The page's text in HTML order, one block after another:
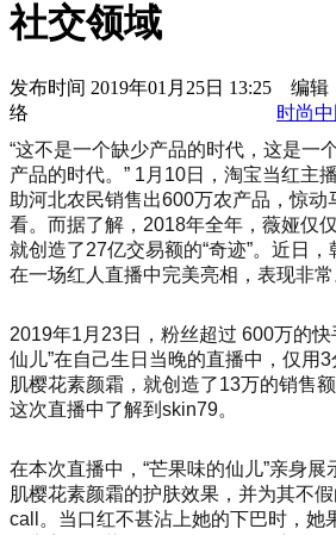
社交领域
发布时间 2019年01月25日 13:25 编
络
时尚中
“这不是一个缺少产品的时代，这是一
产品的时代。” 1月10日，淘宝当红主
助河北农民销售出600万农产品，惊
看。而据了解，2018年全年，薇娅仅
就创造了27亿交易额的“奇迹”。近日
在一场红人直播中完美亮相，表现非常
2019年1月23日，粉丝超过 600万的快
仙儿”在自己生日当晚的直播中，仅用
肌樱花素颜霜，就创造了13万的销售
这次直播中了解到skin79。
在本次直播中，“芒果味的仙儿”亲身
肌樱花素颜霜的护肤效果，并为其不
call。当口红不甚沾上她的下巴时，她